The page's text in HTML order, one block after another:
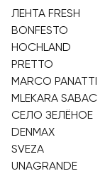
ЛЕНТА FRESH
BONFESTO
HOCHLAND
PRETTO
MARCO PANATTI
MLEKARA SABAC
СЕЛО ЗЕЛЁНОЕ
DENMAX
SVEZA
UNAGRANDE